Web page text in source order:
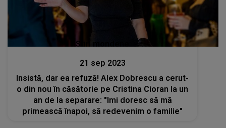
Stiri mondene
21 sep 2023
Insistă, dar ea refuză! Alex Dobrescu a cerut-
o din nou în căsătorie pe Cristina Cioran la un
an de la separare: "Imi doresc să mă
primească înapoi, să redevenim o familie"